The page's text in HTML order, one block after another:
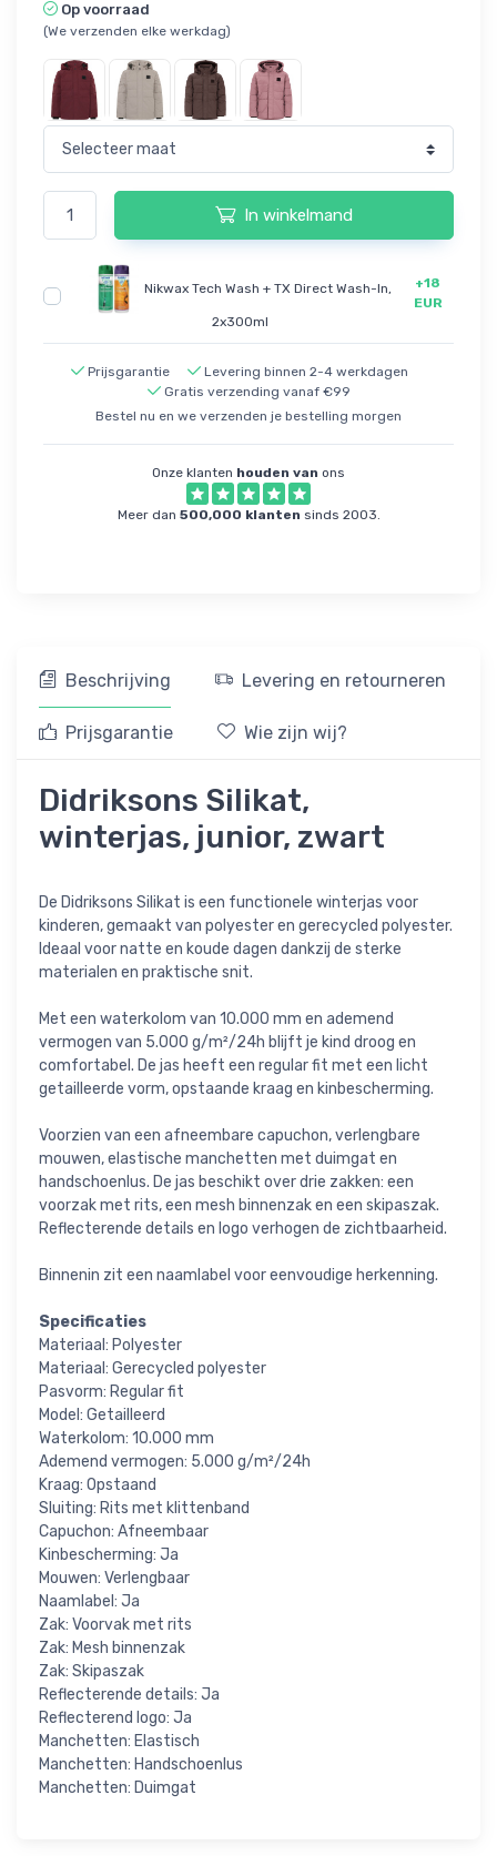
Op voorraad
(We verzenden elke werkdag)
In winkelmand
Nikwax Tech Wash + TX Direct Wash-In,
2x300ml
+18
EUR
Prijsgarantie
Levering binnen 2-4 werkdagen
Gratis verzending vanaf €99
Bestel nu en we verzenden je bestelling morgen
Onze klanten houden van ons
Meer dan 500,000 klanten sinds 2003.
Beschrijving Levering en retourneren
Prijsgarantie Wie zijn wij?
Didriksons Silikat,
winterjas, junior, zwart
De Didriksons Silikat is een functionele winterjas voor
kinderen, gemaakt van polyester en gerecycled polyester.
Ideaal voor natte en koude dagen dankzij de sterke
materialen en praktische snit.
Met een waterkolom van 10.000 mm en ademend
vermogen van 5.000 g/m²/24h blijft je kind droog en
comfortabel. De jas heeft een regular fit met een licht
getailleerde vorm, opstaande kraag en kinbescherming.
Voorzien van een afneembare capuchon, verlengbare
mouwen, elastische manchetten met duimgat en
handschoenlus. De jas beschikt over drie zakken: een
voorzak met rits, een mesh binnenzak en een skipaszak.
Reflecterende details en logo verhogen de zichtbaarheid.
Binnenin zit een naamlabel voor eenvoudige herkenning.
Specificaties
Materiaal: Polyester
Materiaal: Gerecycled polyester
Pasvorm: Regular fit
Model: Getailleerd
Waterkolom: 10.000 mm
Ademend vermogen: 5.000 g/m²/24h
Kraag: Opstaand
Sluiting: Rits met klittenband
Capuchon: Afneembaar
Kinbescherming: Ja
Mouwen: Verlengbaar
Naamlabel: Ja
Zak: Voorvak met rits
Zak: Mesh binnenzak
Zak: Skipaszak
Reflecterende details: Ja
Reflecterend logo: Ja
Manchetten: Elastisch
Manchetten: Handschoenlus
Manchetten: Duimgat